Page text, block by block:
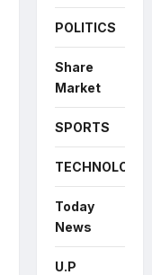
POLITICS
Share
Market
SPORTS
TECHNOLOGY
Today
News
U.P